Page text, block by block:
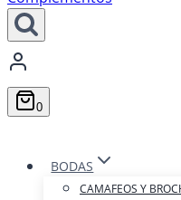
0
BODAS
CAMAFEOS Y